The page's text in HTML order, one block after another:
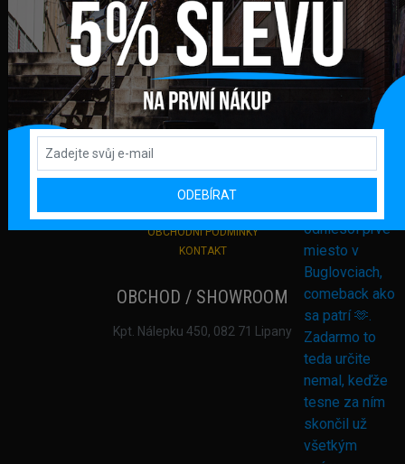
Podporujeme online platby
DŮLEŽITÉ ODKAZY
PŘIHLÁŠENÍ
DODANÍ ZBOŽÍ A PLATBA
VRACENÍ ZBOŽÍ A REKLAMACE
OCHRANA OSOBNÍCH ÚDAJŮ
OBCHODNÍ PODMÍNKY
KONTAKT
OBCHOD / SHOWROOM
Kpt. Nálepku 450, 082 71 Lipany
ODEBÍRAT